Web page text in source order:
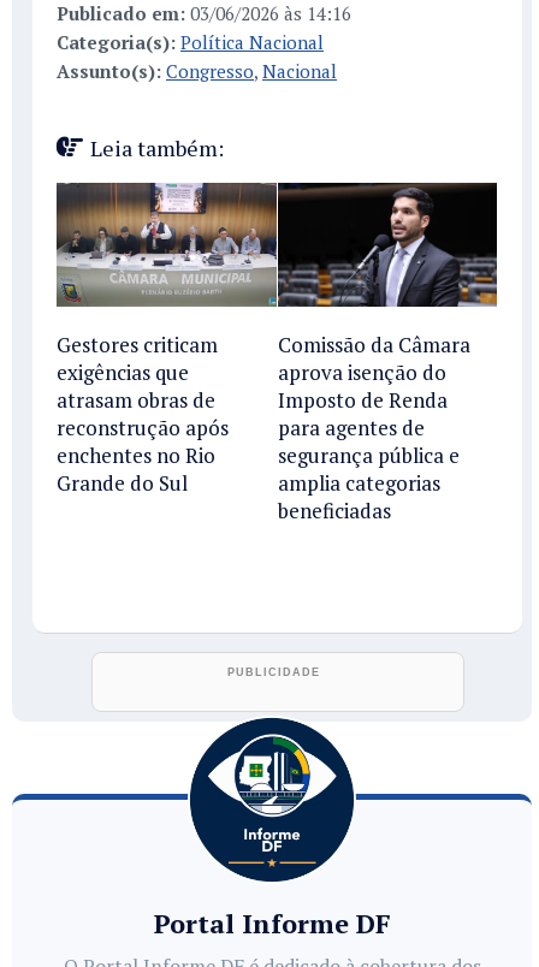
Publicado em: 03/06/2026 às 14:16
Categoria(s): Política Nacional
Assunto(s): Congresso, Nacional
Leia também:
Gestores criticam
exigências que
atrasam obras de
reconstrução após
enchentes no Rio
Grande do Sul
Comissão da Câmara
aprova isenção do
Imposto de Renda
para agentes de
segurança pública e
amplia categorias
beneficiadas
Portal Informe DF